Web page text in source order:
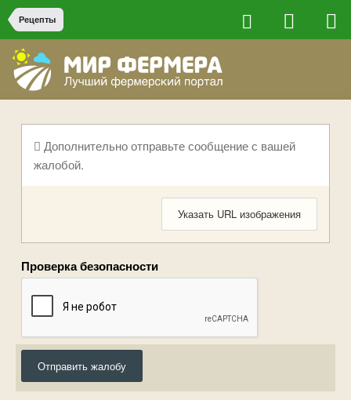
Рецепты
Дополнительно отправьте сообщение с вашей
жалобой.
Указать URL изображения
Проверка безопасности
Отправить жалобу